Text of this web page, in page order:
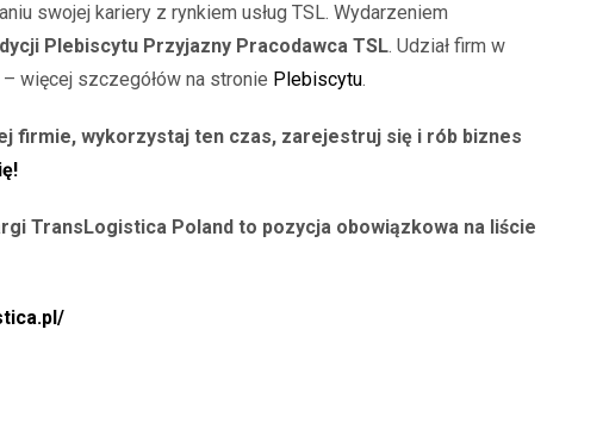
swojej kariery z rynkiem usług TSL. Wydarzeniem
Plebiscytu Przyjazny Pracodawca TSL. Udział firm w
– więcej szczegółów na stronie Plebiscytu.
firmie, wykorzystaj ten czas, zarejestruj się i rób biznes
TransLogistica Poland to pozycja obowiązkowa na liście